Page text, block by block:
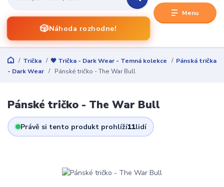
Menu
🎲Náhoda rozhodne!
Trička 🖤 Trička - Dark Wear - Temná kolekce
Pánská trička
- Dark Wear
Pánské tričko - The War Bull
Pánské tričko - The War Bull
Právě si tento produkt prohlíží11lidí